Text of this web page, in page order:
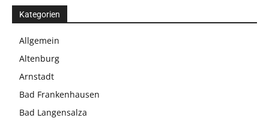
Kategorien
Allgemein
Altenburg
Arnstadt
Bad Frankenhausen
Bad Langensalza